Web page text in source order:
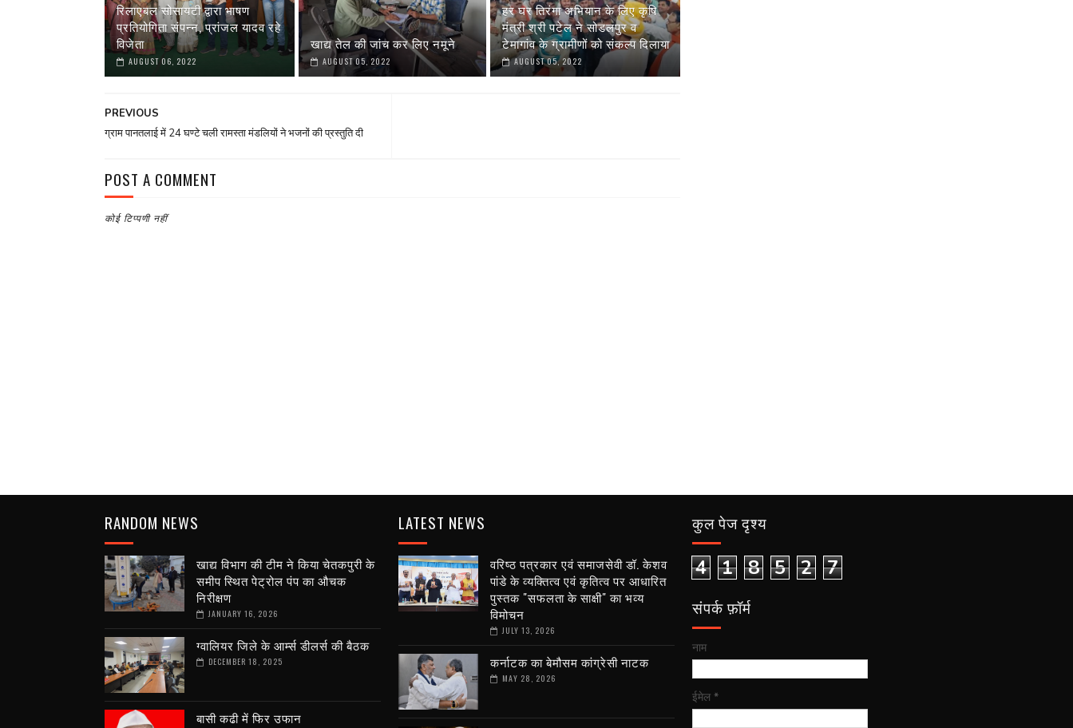
रिलाएबल सोसायटी द्वारा भाषण
प्रतियोगिता संपन्न, प्रांजल यादव रहे
विजेता
AUGUST 06, 2022
खाद्य तेल की जांच कर लिए नमूने
AUGUST 05, 2022
हर घर तिरंगा अभियान के लिए कृषि
मंत्री श्री पटेल ने सोडलपुर व
टेमागांव के ग्रामीणों को संकल्प दिलाया
AUGUST 05, 2022
PREVIOUS
ग्राम पानतलाई में 24 घण्टे चली रामस्ता मंडलियों ने भजनों की प्रस्तुति दी
POST A COMMENT
कोई टिप्पणी नहीं
RANDOM NEWS
खाद्य विभाग की टीम ने किया चेतकपुरी के
समीप स्थित पेट्रोल पंप का औचक
निरीक्षण
JANUARY 16, 2026
ग्वालियर जिले के आर्म्स डीलर्स की बैठक
DECEMBER 18, 2025
बासी कढी में फिर उफान
LATEST NEWS
वरिष्ठ पत्रकार एवं समाजसेवी डॉ. केशव
पांडे के व्यक्तित्व एवं कृतित्व पर आधारित
पुस्तक "सफलता के साक्षी" का भव्य
विमोचन
JULY 13, 2026
कर्नाटक का बेमौसम कांग्रेसी नाटक
MAY 28, 2026
कुल पेज दृश्य
4 1 8 5 2 7
संपर्क फ़ॉर्म
नाम
ईमेल *